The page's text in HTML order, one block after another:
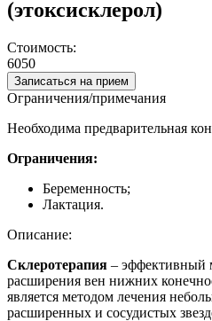
(этоксисклерол)
Стоимость:
6050
Записаться на прием
Ограничения/примечания
Необходима предварительная
Ограничения:
Беременность;
Лактация.
Описание:
Склеротерапия – эффективный
расширения вен нижних
является методом лечения
расширенных и сосудистых